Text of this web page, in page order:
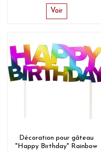
Voir
Décoration pour gâteau
"Happy Birthday" Rainbow